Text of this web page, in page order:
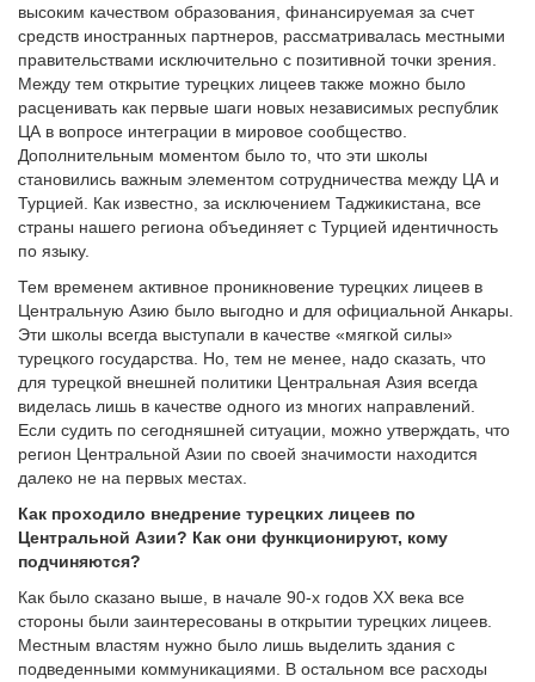
высоким качеством образования, финансируемая за счет
средств иностранных партнеров, рассматривалась местными
правительствами исключительно с позитивной точки зрения.
Между тем открытие турецких лицеев также можно было
расценивать как первые шаги новых независимых республик
ЦА в вопросе интеграции в мировое сообщество.
Дополнительным моментом было то, что эти школы
становились важным элементом сотрудничества между ЦА и
Турцией. Как известно, за исключением Таджикистана, все
страны нашего региона объединяет с Турцией идентичность
по языку.
Тем временем активное проникновение турецких лицеев в
Центральную Азию было выгодно и для официальной Анкары.
Эти школы всегда выступали в качестве «мягкой силы»
турецкого государства. Но, тем не менее, надо сказать, что
для турецкой внешней политики Центральная Азия всегда
виделась лишь в качестве одного из многих направлений.
Если судить по сегодняшней ситуации, можно утверждать, что
регион Центральной Азии по своей значимости находится
далеко не на первых местах.
Как проходило внедрение турецких лицеев по
Центральной Азии? Как они функционируют, кому
подчиняются?
Как было сказано выше, в начале 90-х годов ХХ века все
стороны были заинтересованы в открытии турецких лицеев.
Местным властям нужно было лишь выделить здания с
подведенными коммуникациями. В остальном все расходы